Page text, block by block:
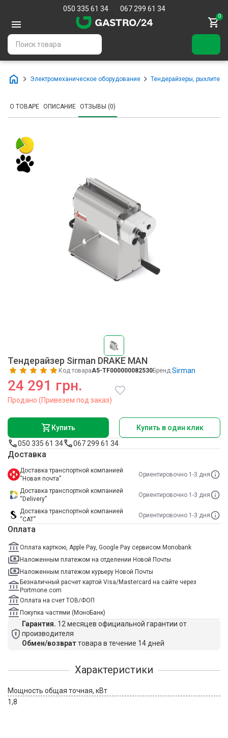
050 335 61 34 067 299 61 34
0
Электромеханическое оборудование Тендерайзеры,
О ТОВАРЕ ОПИСАНИЕ ОТЗЫВЫ (0)
Тендерайзер Sirman DRAKE MAN
Код товараA5-TF000000082530Бренд:Sirman
24 291 грн.
Продано (Привезем под заказ)
Купить
Купить в один клик
050 335 61 34
067 299 61 34
Доставка
Доставка транспортной компанией
“Новая почта”
Ориентировочно 1-3 дня
Доставка транспортной компанией
“Delivery”
Ориентировочно 1-3 дня
Доставка транспортной компанией
“САТ”
Ориентировочно 1-3 дня
Оплата
Оплата карткою, Apple Pay, Google Pay сервисом Monobank
Наложенным платежом на отделении Новой Почты
Наложенным платежом курьеру Новой Почты
Безналичный расчет картой Visa/Mastercard на сайте через
Portmone.com
Оплата на счет ТОВ/ФОП
Покупка частями (МоноБанк)
Гарантия. 12 месяцев официальной гарантии от
производителя
Обмен/возвраттовара в течение 14 дней
Характеристики
Мощность общая точная, кВт
1,8